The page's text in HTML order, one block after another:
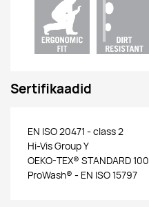
Sertifikaadid
EN ISO 20471 - class 2
Hi-Vis Group Y
OEKO-TEX® STANDARD 100
ProWash® - EN ISO 15797